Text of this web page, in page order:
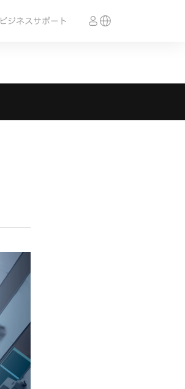
ビジネスサポート